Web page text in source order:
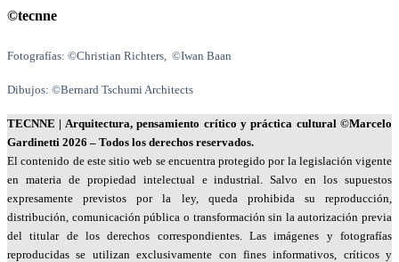
©tecnne
Fotografías: ©Christian Richters, ©Iwan Baan
Dibujos: ©Bernard Tschumi Architects
TECNNE | Arquitectura, pensamiento crítico y práctica cultural ©Marcelo
Gardinetti 2026 – Todos los derechos reservados.
El contenido de este sitio web se encuentra protegido por la legislación vigente
en materia de propiedad intelectual e industrial. Salvo en los supuestos
expresamente previstos por la ley, queda prohibida su reproducción,
distribución, comunicación pública o transformación sin la autorización previa
del titular de los derechos correspondientes. Las imágenes y fotografías
reproducidas se utilizan exclusivamente con fines informativos, críticos y